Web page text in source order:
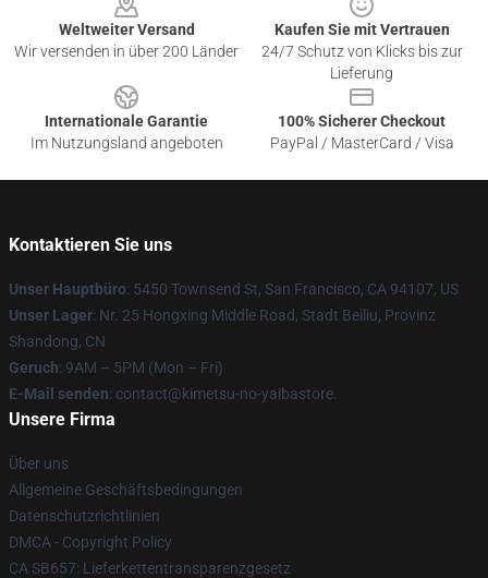
Weltweiter Versand
Wir versenden in über 200 Länder
Kaufen Sie mit Vertrauen
24/7 Schutz von Klicks bis zur
Lieferung
Internationale Garantie
Im Nutzungsland angeboten
100% Sicherer Checkout
PayPal / MasterCard / Visa
Kontaktieren Sie uns
Unser Hauptbüro: 5450 Townsend St, San Francisco, CA 94107, US
Unser Lager: Nr. 25 Hongxing Middle Road, Stadt Beiliu, Provinz
Shandong, CN
Geruch: 9AM – 5PM (Mon – Fri)
E-Mail senden: contact@kimetsu-no-yaibastore.
Unsere Firma
Über uns
Allgemeine Geschäftsbedingungen
Datenschutzrichtlinien
DMCA - Copyright Policy
CA SB657: Lieferkettentransparenzgesetz